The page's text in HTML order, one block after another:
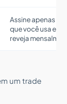
Assine apenas o
que você usa e
reveja
um trade